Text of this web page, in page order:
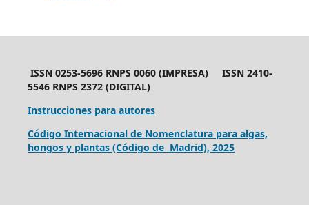
ISSN 0253-5696 RNPS 0060 (IMPRESA) ISSN 2410-
5546 RNPS 2372 (DIGITAL)
Instrucciones para autores
Código Internacional de Nomenclatura para algas,
hongos y plantas (Código de Madrid), 2025